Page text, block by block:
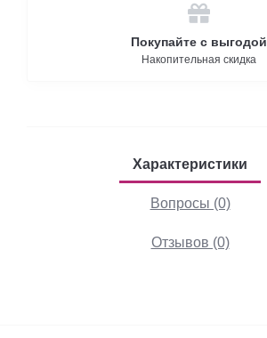
Покупайте с выгодой
Накопительная скидка
Характеристики
Вопросы (0)
Отзывов (0)